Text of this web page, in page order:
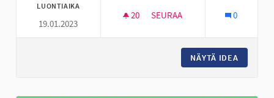
LUONTIAIKA
19.01.2023
20 20 SEURAAJAA
SEURAA 0
NÄYTÄ IDEA